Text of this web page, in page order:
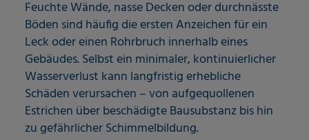
Feuchte Wände, nasse Decken oder durchnässte
Böden sind häufig die ersten Anzeichen für ein
Leck oder einen Rohrbruch innerhalb eines
Gebäudes. Selbst ein minimaler, kontinuierlicher
Wasserverlust kann langfristig erhebliche
Schäden verursachen – von aufgequollenen
Estrichen über beschädigte Bausubstanz bis hin
zu gefährlicher Schimmelbildung.